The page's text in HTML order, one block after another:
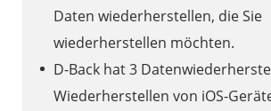
Daten wiederherstellen, die Sie
wiederherstellen möchten.
D-Back hat 3
Wiederherstellen von iOS-